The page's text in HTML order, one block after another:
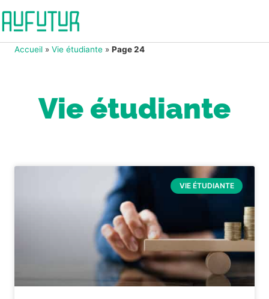
Accueil » Vie étudiante » Page 24
Vie étudiante
VIE ÉTUDIANTE